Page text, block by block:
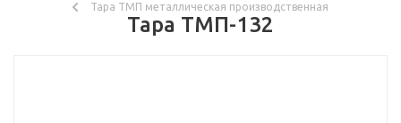
Тара ТМП металлическая производственная
Тара ТМП-132